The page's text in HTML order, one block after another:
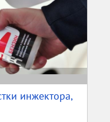
инжектора,